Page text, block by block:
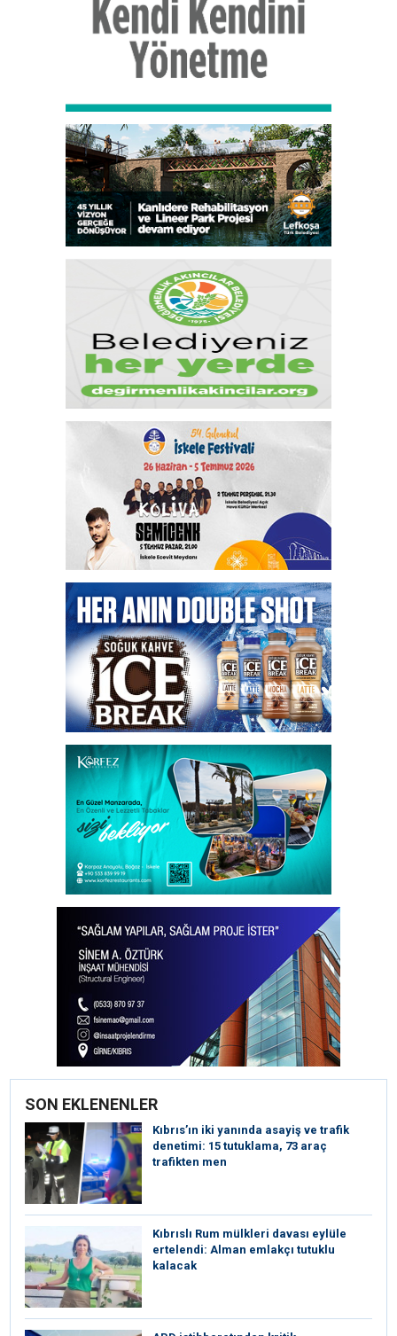
SON EKLENENLER
Kıbrıs’ın iki yanında asayiş ve trafik
denetimi: 15 tutuklama, 73 araç
trafikten men
Kıbrıslı Rum mülkleri davası eylüle
ertelendi: Alman emlakçı tutuklu
kalacak